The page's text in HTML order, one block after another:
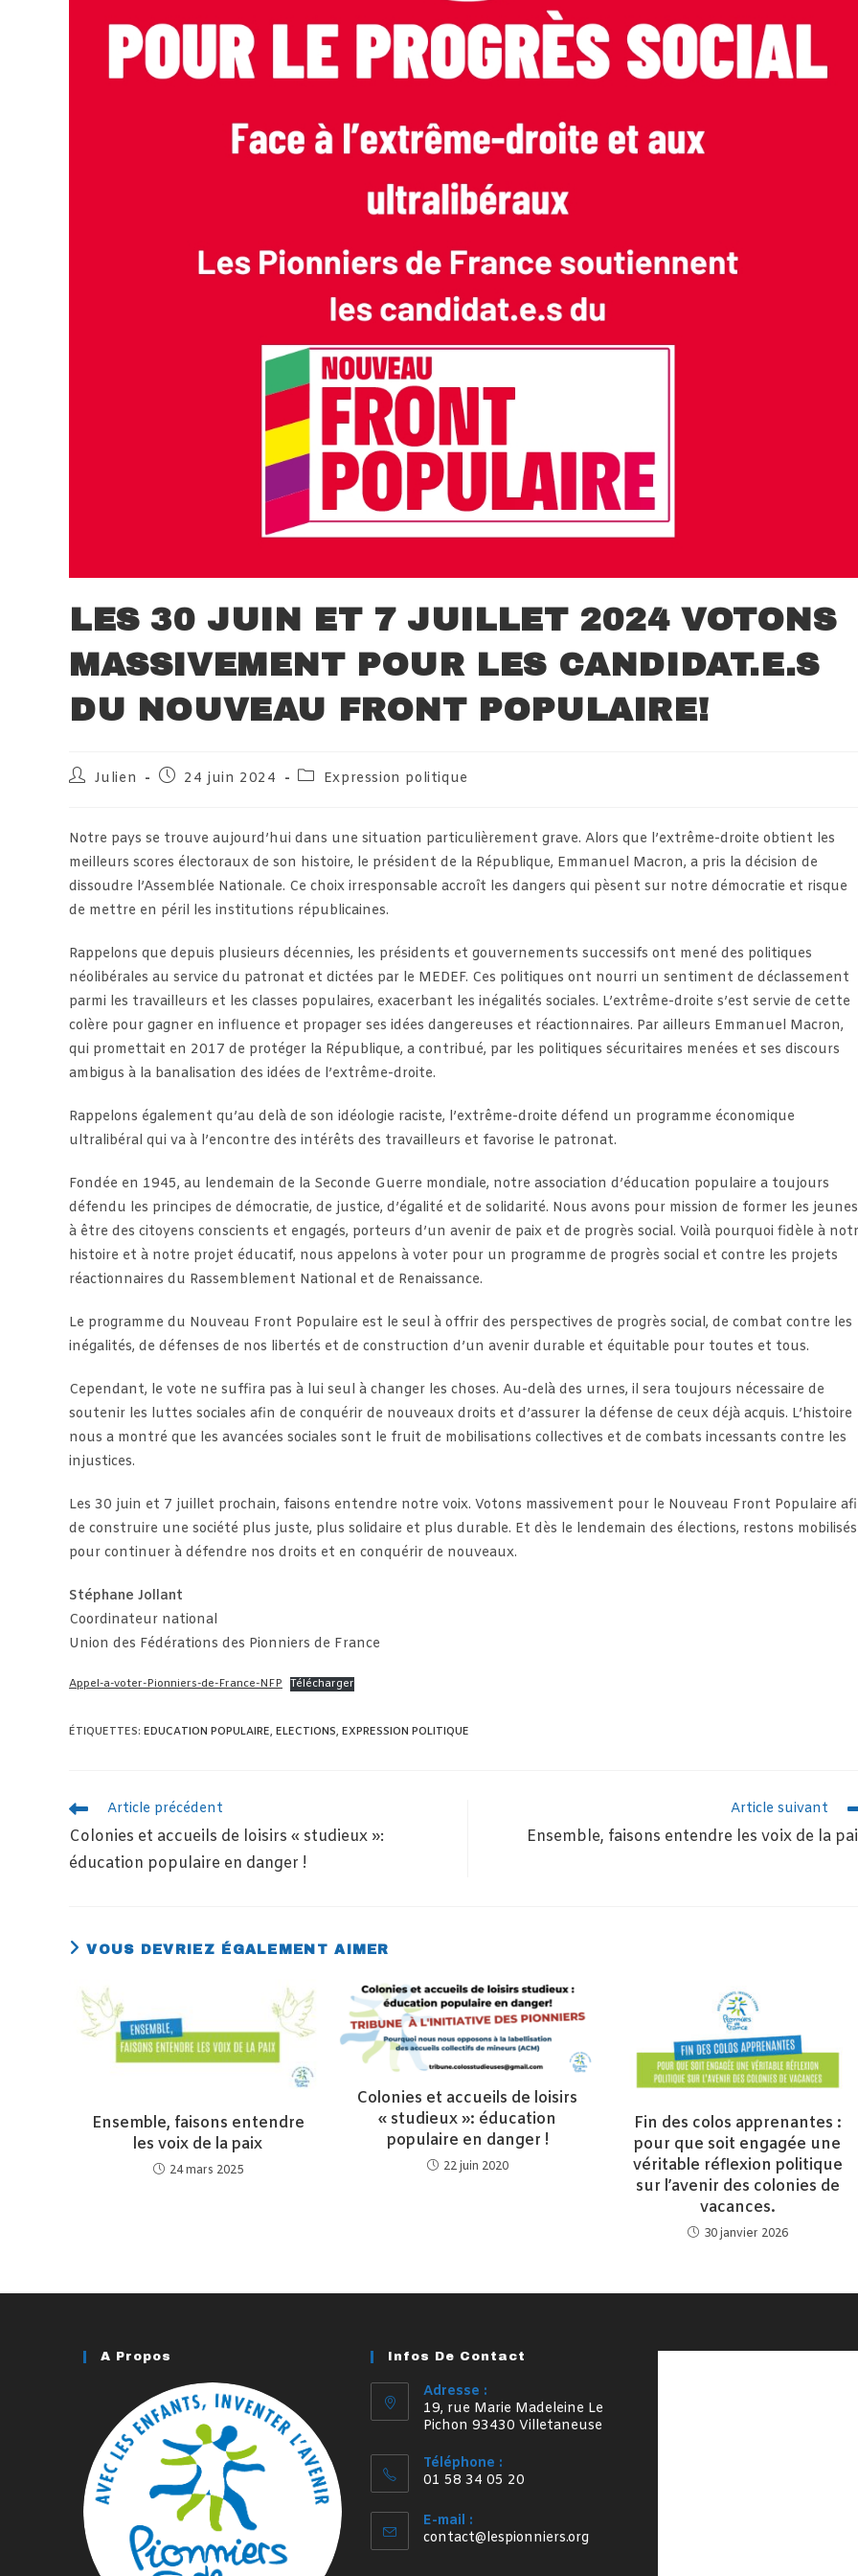
LES 30 JUIN ET 7 JUILLET 2024 VOTONS
MASSIVEMENT POUR LES CANDIDAT.E.S
DU NOUVEAU FRONT POPULAIRE!
Auteur/autrice
publication :
Julien
Publication
24 juin 2024
PostExpression politique
Notre pays se trouve aujourd’hui dans une situation particulièrement grave. Alors que l’extrême-droite obtient les
meilleurs scores électoraux de son histoire, le président de la République, Emmanuel Macron, a pris la décision de
dissoudre l’Assemblée Nationale. Ce choix irresponsable accroît les dangers qui pèsent sur notre démocratie et risque
de mettre en péril les institutions républicaines.
Rappelons que depuis plusieurs décennies, les présidents et gouvernements successifs ont mené des politiques
néolibérales au service du patronat et dictées par le MEDEF. Ces politiques ont nourri un sentiment de déclassement
parmi les travailleurs et les classes populaires, exacerbant les inégalités sociales. L’extrême-droite s’est servie de cette
colère pour gagner en influence et propager ses idées dangereuses et réactionnaires. Par ailleurs Emmanuel Macron,
qui promettait en 2017 de protéger la République, a contribué, par les politiques sécuritaires menées et ses discours
ambigus à la banalisation des idées de l’extrême-droite.
Rappelons également qu’au delà de son idéologie raciste, l’extrême-droite défend un programme économique
ultralibéral qui va à l’encontre des intérêts des travailleurs et favorise le patronat.
Fondée en 1945, au lendemain de la Seconde Guerre mondiale, notre association d’éducation populaire a toujours
défendu les principes de démocratie, de justice, d’égalité et de solidarité. Nous avons pour mission de former les jeunes
à être des citoyens conscients et engagés, porteurs d’un avenir de paix et de progrès social. Voilà pourquoi fidèle à
histoire et à notre projet éducatif, nous appelons à voter pour un programme de progrès social et contre les projets
réactionnaires du Rassemblement National et de Renaissance.
Le programme du Nouveau Front Populaire est le seul à offrir des perspectives de progrès social, de combat contre les
inégalités, de défenses de nos libertés et de construction d’un avenir durable et équitable pour toutes et tous.
Cependant, le vote ne suffira pas à lui seul à changer les choses. Au-delà des urnes, il sera toujours nécessaire de
soutenir les luttes sociales afin de conquérir de nouveaux droits et d’assurer la défense de ceux déjà acquis. L’histoire
nous a montré que les avancées sociales sont le fruit de mobilisations collectives et de combats incessants contre les
injustices.
Les 30 juin et 7 juillet prochain, faisons entendre notre voix. Votons massivement pour le Nouveau Front Populaire
de construire une société plus juste, plus solidaire et plus durable. Et dès le lendemain des élections, restons mobilisés
pour continuer à défendre nos droits et en conquérir de nouveaux.
Stéphane Jollant
Coordinateur national
Union des Fédérations des Pionniers de France
Appel-a-voter-Pionniers-de-France-NFP Télécharger
ÉTIQUETTES: EDUCATION POPULAIRE, ELECTIONS, EXPRESSION POLITIQUE
READ
MORE
ARTICLES
Article précédent
Colonies et accueils de loisirs « studieux »:
éducation populaire en danger !
Article suivant
Ensemble, faisons entendre les voix de la
VOUS DEVRIEZ ÉGALEMENT AIMER
Ensemble, faisons entendre
les voix de la paix
24 mars 2025
Colonies et accueils de loisirs
« studieux »: éducation
populaire en danger !
22 juin 2020
Fin des colos apprenantes :
pour que soit engagée une
véritable réflexion politique
sur l’avenir des colonies de
vacances.
30 janvier 2026
A Propos Infos De Contact
Adresse :
19, rue Marie Madeleine Le
Pichon 93430 Villetaneuse
Téléphone :
01 58 34 05 20
E-mail :
contact@lespionniers.orgS’ouvre